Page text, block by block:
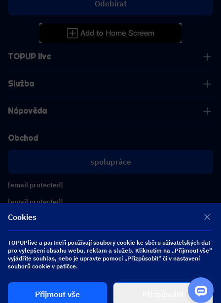
$ 0.00 Koupit nyní
TOPUP live
Služba
Nápověda
Obchod
spolupráce
[email protected]
[email protected]
Odebírat
Sledujte nás
Copyright 2026 SEA WHALE TECHNOLOGY PTE.LTD. All Rights Reserved.
Cookies
TOPUPlive a partneři používají soubory cookie ke sběru uživatelských dat
pro vylepšení obsahu webu, reklam a služeb. Kliknutím na „Přijmout vše“
vyjádříte souhlas, nebo je upravte pomocí „Přizpůsobit“ či v nastavení
souborů cookie v patičce.
Přijmout vše